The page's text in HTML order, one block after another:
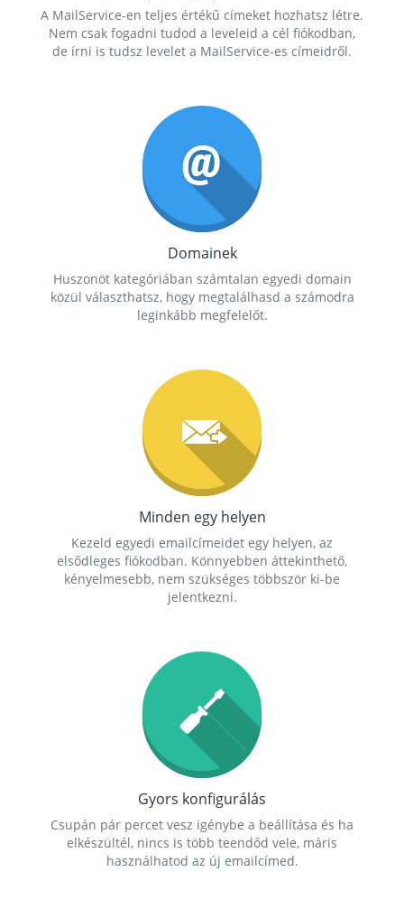
A MailService-en teljes értékű címeket hozhatsz létre.
Nem csak fogadni tudod a leveleid a cél fiókodban,
de írni is tudsz levelet a MailService-es címeidről.
Domainek
Huszonöt kategóriában számtalan egyedi domain
közül választhatsz, hogy megtalálhasd a számodra
leginkább megfelelőt.
Minden egy helyen
Kezeld egyedi emailcímeidet egy helyen, az
elsődleges fiókodban. Könnyebben áttekinthető,
kényelmesebb, nem szükséges többször ki-be
jelentkezni.
Gyors konfigurálás
Csupán pár percet vesz igénybe a beállítása és ha
elkészültél, nincs is több teendőd vele, máris
használhatod az új emailcímed.